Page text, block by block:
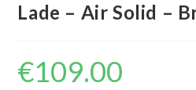
Lade – Air Solid –
€109.00